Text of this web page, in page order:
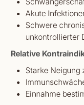
Akute
Schwere
unkontrollierter
Relative
Starke Neigung
Einnahme